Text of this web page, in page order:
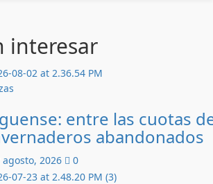
interesar
entre las cuotas
abandonados
agosto, 2026 0